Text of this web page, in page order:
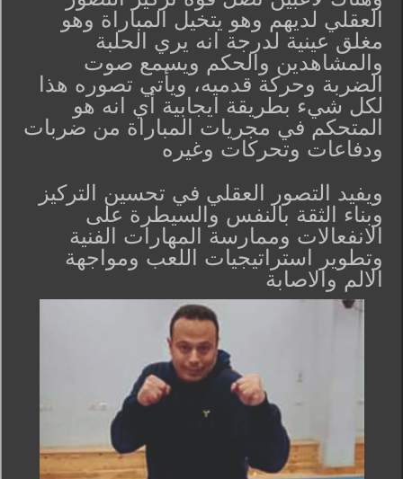
العقلي لديهم وهو يتخيل المباراة وهو
مغلق عينية لدرجة انه يري الحلبة
والمشاهدين والحكم ويسمع صوت
الضربة وحركة قدميه، ويأتي تصوره هذا
لكل شيء بطريقة ايجابية أي انه هو
المتحكم في مجريات المباراة من ضربات
ودفاعات وتحركات وغيره
ويفيد التصور العقلي في تحسين التركيز
وبناء الثقة بالنفس والسيطرة على
الانفعالات وممارسة المهارات الفنية
وتطوير استراتيجيات اللعب ومواجهة
الالم والاصابة